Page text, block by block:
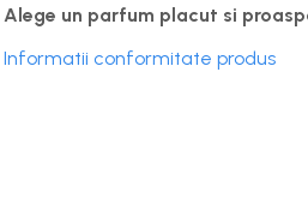
Alege un parfum placut si
Informatii conformitate produs